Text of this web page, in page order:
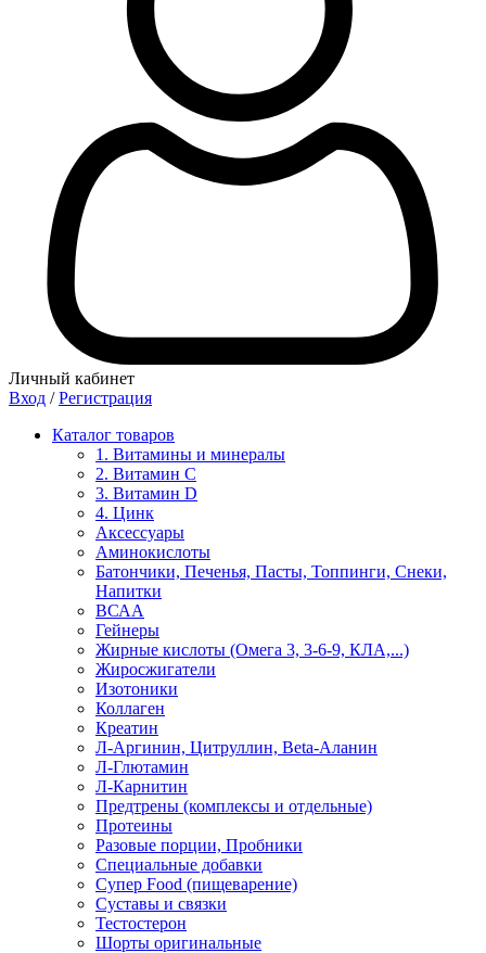
Личный кабинет
Вход / Регистрация
Каталог товаров
1. Витамины и минералы
2. Витамин С
3. Витамин D
4. Цинк
Аксессуары
Аминокислоты
Батончики, Печенья, Пасты, Топпинги, Снеки,
Напитки
ВСАА
Гейнеры
Жирные кислоты (Омега 3, 3-6-9, КЛА,...)
Жиросжигатели
Изотоники
Коллаген
Креатин
Л-Аргинин, Цитруллин, Beta-Аланин
Л-Глютамин
Л-Карнитин
Предтрены (комплексы и отдельные)
Протеины
Разовые порции, Пробники
Специальные добавки
Супер Food (пищеварение)
Суставы и связки
Тестостерон
Шорты оригинальные